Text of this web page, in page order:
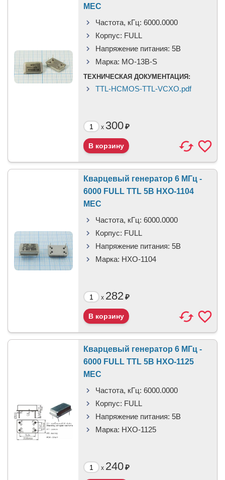
MEC
Частота, кГц: 6000.0000
Корпус: FULL
Напряжение питания: 5В
Марка: MO-13B-S
ТЕХНИЧЕСКАЯ ДОКУМЕНТАЦИЯ:
TTL-HCMOS-TTL-VCXO.pdf
x 300₽
Кварцевый генератор 6 МГц -
6000 FULL TTL 5В HXO-1104
MEC
Частота, кГц: 6000.0000
Корпус: FULL
Напряжение питания: 5В
Марка: HXO-1104
x 282₽
Кварцевый генератор 6 МГц -
6000 FULL TTL 5В HXO-1125
MEC
Частота, кГц: 6000.0000
Корпус: FULL
Напряжение питания: 5В
Марка: HXO-1125
x 240₽